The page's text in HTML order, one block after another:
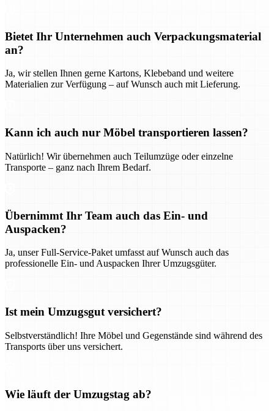
Bietet Ihr Unternehmen auch Verpackungsmaterial
an?
Ja, wir stellen Ihnen gerne Kartons, Klebeband und weitere
Materialien zur Verfügung – auf Wunsch auch mit Lieferung.
Kann ich auch nur Möbel transportieren lassen?
Natürlich! Wir übernehmen auch Teilumzüge oder einzelne
Transporte – ganz nach Ihrem Bedarf.
Übernimmt Ihr Team auch das Ein- und
Auspacken?
Ja, unser Full-Service-Paket umfasst auf Wunsch auch das
professionelle Ein- und Auspacken Ihrer Umzugsgüter.
Ist mein Umzugsgut versichert?
Selbstverständlich! Ihre Möbel und Gegenstände sind während des
Transports über uns versichert.
Wie läuft der Umzugstag ab?